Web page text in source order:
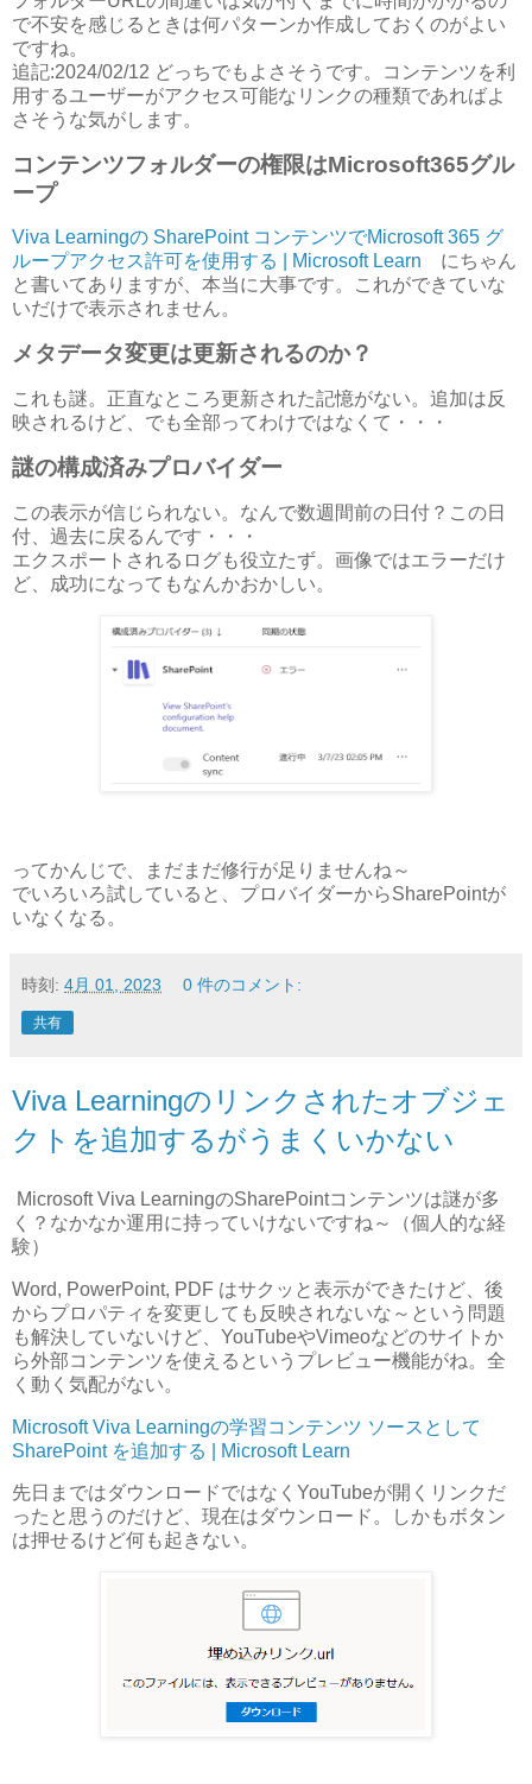
で不安を感じるときは何パターンか作成しておくのがよい
ですね。
追記:2024/02/12 どっちでもよさそうです。コンテンツを利
用するユーザーがアクセス可能なリンクの種類であればよ
さそうな気がします。
コンテンツフォルダーの権限はMicrosoft365グル
ープ
Viva Learningの SharePoint コンテンツでMicrosoft 365 グ
ループアクセス許可を使用する | Microsoft Learn にちゃん
と書いてありますが、本当に大事です。これができていな
いだけで表示されません。
メタデータ変更は更新されるのか？
これも謎。正直なところ更新された記憶がない。追加は反
映されるけど、でも全部ってわけではなくて・・・
謎の構成済みプロバイダー
この表示が信じられない。なんで数週間前の日付？この日
付、過去に戻るんです・・・
エクスポートされるログも役立たず。画像ではエラーだけ
ど、成功になってもなんかおかしい。
ってかんじで、まだまだ修行が足りませんね～
でいろいろ試していると、プロバイダーからSharePointが
いなくなる。
時刻: 4月 01, 2023 0 件のコメント:
共有
Viva Learningのリンクされたオブジェ
クトを追加するがうまくいかない
Microsoft Viva LearningのSharePointコンテンツは謎が多
く？なかなか運用に持っていけないですね～（個人的な経
験）
Word, PowerPoint, PDF はサクッと表示ができたけど、後
からプロパティを変更しても反映されないな～という問題
も解決していないけど、YouTubeやVimeoなどのサイトか
ら外部コンテンツを使えるというプレビュー機能がね。全
く動く気配がない。
Microsoft Viva Learningの学習コンテンツ ソースとして
SharePoint を追加する | Microsoft Learn
先日まではダウンロードではなくYouTubeが開くリンクだ
ったと思うのだけど、現在はダウンロード。しかもボタン
は押せるけど何も起きない。